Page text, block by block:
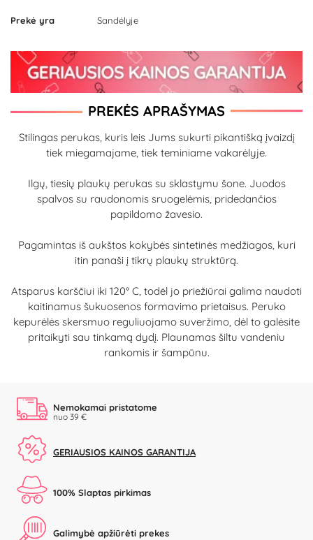
Prekė yra Sandėlyje
PREKĖS APRAŠYMAS
Stilingas perukas, kuris leis Jums sukurti pikantišką įvaizdį
tiek miegamajame, tiek teminiame vakarėlyje.
Ilgų, tiesių plaukų perukas su sklastymu šone. Juodos
spalvos su raudonomis sruogelėmis, pridedančios
papildomo žavesio.
Pagamintas iš aukštos kokybės sintetinės medžiagos, kuri
itin panaši į tikrų plaukų struktūrą.
Atsparus karščiui iki 120° C, todėl jo priežiūrai galima naudoti
kaitinamus šukuosenos formavimo prietaisus. Peruko
kepurėlės skersmuo reguliuojamo suveržimo, dėl to galėsite
pritaikyti sau tinkamą dydį. Plaunamas šiltu vandeniu
rankomis ir šampūnu.
Nemokamai pristatome
nuo 39 €
GERIAUSIOS KAINOS GARANTIJA
100% Slaptas pirkimas
Galimybė apžiūrėti prekes